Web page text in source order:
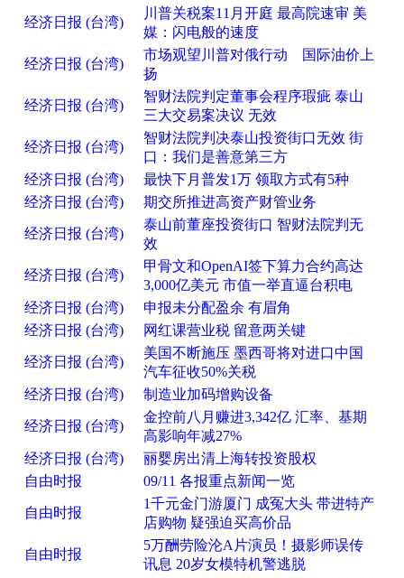
经济日报 (台湾)
川普关税案11月开庭 最高院速审 美
媒：闪电般的速度
经济日报 (台湾)
市场观望川普对俄行动 国际油价上
扬
经济日报 (台湾)
智财法院判定董事会程序瑕疵 泰山
三大交易案决议 无效
经济日报 (台湾)
智财法院判决泰山投资街口无效 街
口：我们是善意第三方
经济日报 (台湾)
最快下月普发1万 领取方式有5种
经济日报 (台湾)
期交所推进高资产财管业务
经济日报 (台湾)
泰山前董座投资街口 智财法院判无
效
经济日报 (台湾)
甲骨文和OpenAI签下算力合约高达
3,000亿美元 市值一举直逼台积电
经济日报 (台湾)
申报未分配盈余 有眉角
经济日报 (台湾)
网红课营业税 留意两关键
经济日报 (台湾)
美国不断施压 墨西哥将对进口中国
汽车征收50%关税
经济日报 (台湾)
制造业加码增购设备
经济日报 (台湾)
金控前八月赚进3,342亿 汇率、基期
高影响年减27%
经济日报 (台湾)
丽婴房出清上海转投资股权
自由时报
09/11 各报重点新闻一览
自由时报
1千元金门游厦门 成冤大头 带进特产
店购物 疑强迫买高价品
自由时报
5万酬劳险沦A片演员！摄影师误传
讯息 20岁女模特机警逃脱